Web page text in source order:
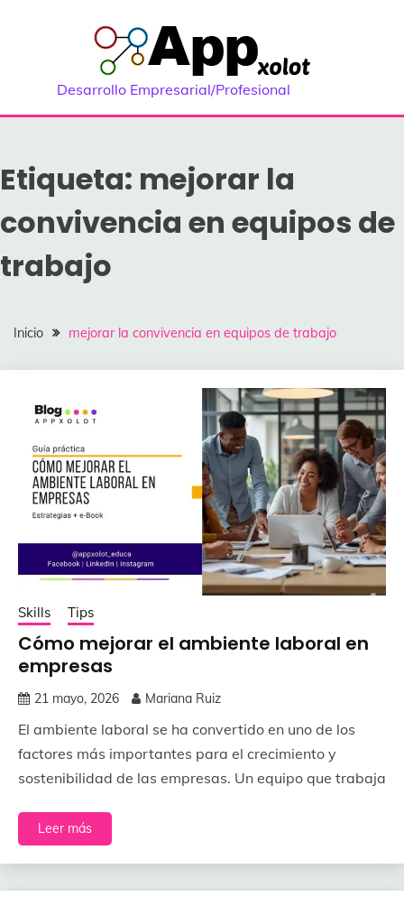
Desarrollo Empresarial/Profesional
Etiqueta: mejorar la
convivencia en equipos de
trabajo
Inicio mejorar la convivencia en equipos de trabajo
Skills Tips
Cómo mejorar el ambiente laboral en
empresas
21 mayo, 2026 Mariana Ruiz
El ambiente laboral se ha convertido en uno de los
factores más importantes para el crecimiento y
sostenibilidad de las empresas. Un equipo que trabaja
Leer más